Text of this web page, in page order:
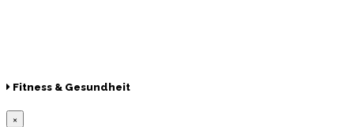
Fitness & Gesundheit
×